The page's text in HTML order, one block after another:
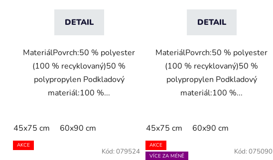
DETAIL
MateriálPovrch:50 % polyester
(100 % recyklovaný)50 %
polypropylen Podkladový
materiál:100 %...
45x75 cm 60x90 cm
DETAIL
MateriálPovrch:50 % polyester
(100 % recyklovaný)50 %
polypropylen Podkladový
materiál:100 %...
45x75 cm 60x90 cm
AKCE
Kód: 079524
AKCE
VÍCE ZA MÉNĚ
Kód: 075090